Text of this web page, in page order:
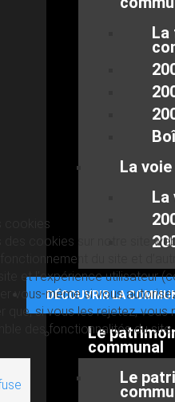
La
La
DÉCOUVRIR LA
Le
communal
Le
cookies
des cookies sur notre site
fonctionnement du site et
et l’expérience utilisateur
vous-même si vous
que, si vous les rejetez,
des fonctionnalités du site.